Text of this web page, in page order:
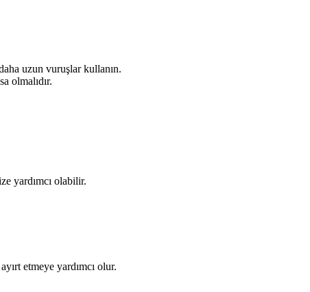
uzun vuruşlar kullanın.
olmalıdır.
yardımcı olabilir.
etmeye yardımcı olur.